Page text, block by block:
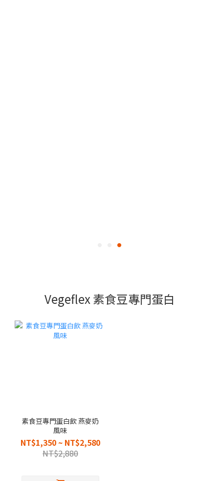
Vegeflex 素食豆專門蛋白
素食豆專門蛋白飲 燕麥奶
風味
NT$1,350 ~ NT$2,580
NT$2,880